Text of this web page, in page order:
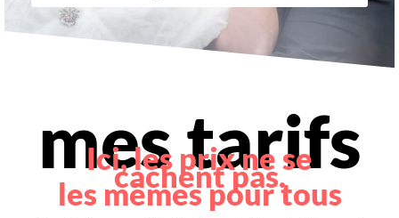
mes tarifs
Ici, les prix ne se
cachent pas.
les mêmes pour tous